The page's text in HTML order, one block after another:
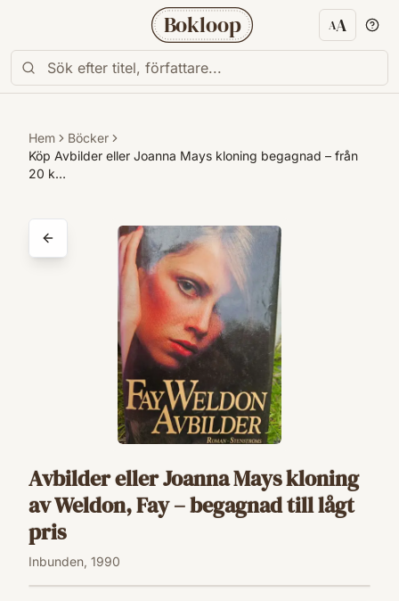
Bokloop AA
Hem
Böcker
Köp Avbilder eller Joanna Mays kloning begagnad – från
20 k…
Avbilder eller Joanna Mays kloning
av Weldon, Fay – begagnad till lågt
pris
Inbunden, 1990